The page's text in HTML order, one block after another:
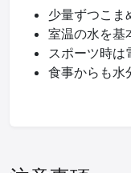
少量ずつこま
室温の水を基
スポーツ時は
食事からも水